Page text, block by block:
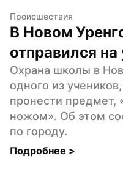
Происшествия
В Новом
отправился
Охрана школы в
одного из
пронести предмет,
ножом». Об этом
по городу.
Подробнее >